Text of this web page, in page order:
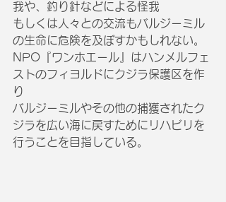
我や、釣り針などによる怪我
もしくは人々との交流もバルジーミル
の生命に危険を及ぼすかもしれない。
NPO『ワンホエール』はハンメルフェ
ストのフィヨルドにクジラ保護区を作
り
バルジーミルやその他の捕獲されたク
ジラを広い海に戻すためにリハビリを
行うことを目指している。